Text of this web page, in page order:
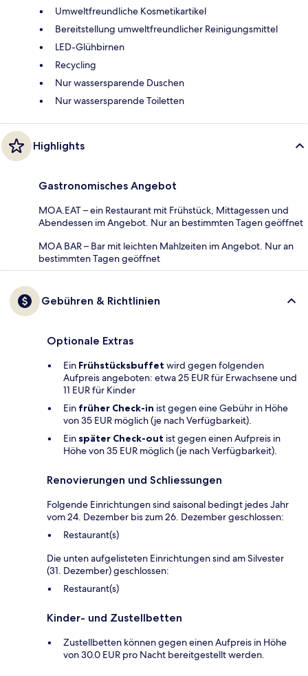
Umweltfreundliche Kosmetikartikel
Bereitstellung umweltfreundlicher Reinigungsmittel
LED-Glühbirnen
Recycling
Nur wassersparende Duschen
Nur wassersparende Toiletten
Highlights
Gastronomisches Angebot
MOA.EAT – ein Restaurant mit Frühstück, Mittagessen und
Abendessen im Angebot. Nur an bestimmten Tagen geöffnet
MOA BAR – Bar mit leichten Mahlzeiten im Angebot. Nur an
bestimmten Tagen geöffnet
Gebühren & Richtlinien
Optionale Extras
Ein Frühstücksbuffet wird gegen folgenden
Aufpreis angeboten: etwa 25 EUR für Erwachsene und
11 EUR für Kinder
Ein früher Check-in ist gegen eine Gebühr in Höhe
von 35 EUR möglich (je nach Verfügbarkeit).
Ein später Check-out ist gegen einen Aufpreis in
Höhe von 35 EUR möglich (je nach Verfügbarkeit).
Renovierungen und Schliessungen
Folgende Einrichtungen sind saisonal bedingt jedes Jahr
vom 24. Dezember bis zum 26. Dezember geschlossen:
Restaurant(s)
Die unten aufgelisteten Einrichtungen sind am Silvester
(31. Dezember) geschlossen:
Restaurant(s)
Kinder- und Zustellbetten
Zustellbetten können gegen einen Aufpreis in Höhe
von 30.0 EUR pro Nacht bereitgestellt werden.